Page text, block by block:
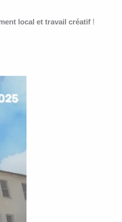
local et travail créatif!